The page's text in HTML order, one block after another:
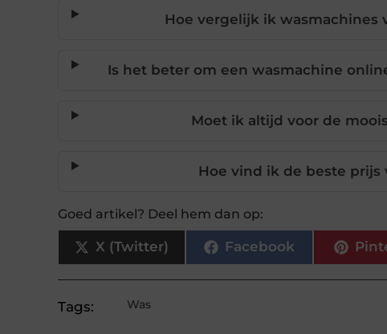
Hoe vergelijk ik wasmachines
Is het beter om een wasmachine
Moet ik altijd voor de
Hoe vind ik de beste prijs
Goed artikel? Deel hem dan op:
X (Twitter) Facebook
Tags: Was